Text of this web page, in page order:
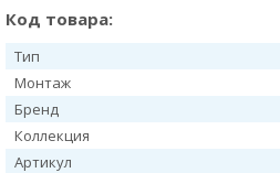
Код товара:
Тип
Монтаж
Бренд
Коллекция
Артикул